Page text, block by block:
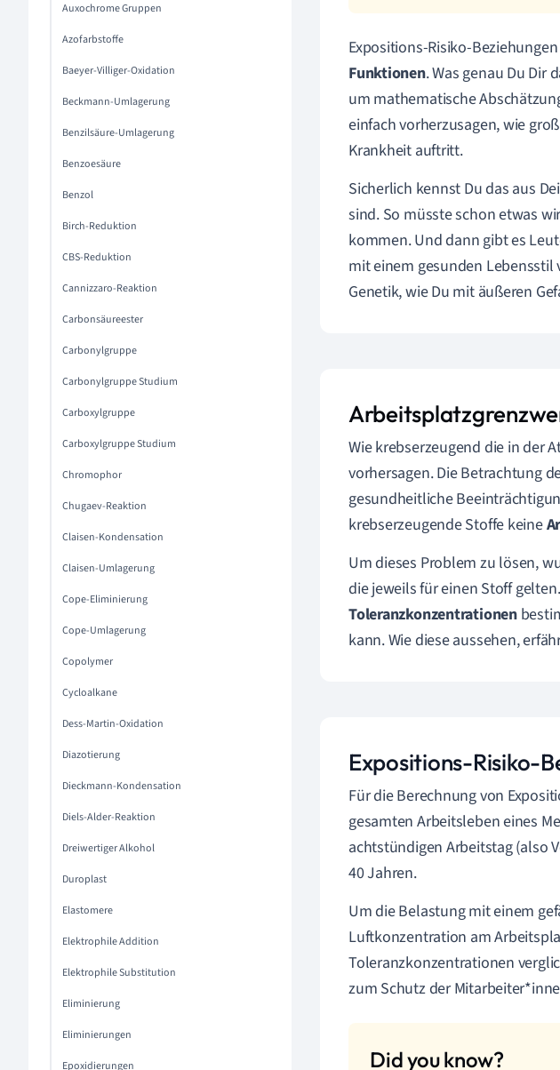
Auxochrome Gruppen
Azofarbstoffe
Baeyer-Villiger-Oxidation
Beckmann-Umlagerung
Benzilsäure-Umlagerung
Benzoesäure
Benzol
Birch-Reduktion
CBS-Reduktion
Cannizzaro-Reaktion
Carbonsäureester
Carbonylgruppe
Carbonylgruppe Studium
Carboxylgruppe
Carboxylgruppe Studium
Chromophor
Chugaev-Reaktion
Claisen-Kondensation
Claisen-Umlagerung
Cope-Eliminierung
Cope-Umlagerung
Copolymer
Cycloalkane
Dess-Martin-Oxidation
Diazotierung
Dieckmann-Kondensation
Diels-Alder-Reaktion
Dreiwertiger Alkohol
Duroplast
Elastomere
Elektrophile Addition
Elektrophile Substitution
Eliminierung
Eliminierungen
Epoxidierungen
Expositions-Risiko-
Funktionen.Was genau Du Dir
um mathematische
einfach vorherzusagen, wie
Krankheit auftritt.
Sicherlich kennst Du das aus
sind. So müsste schon etwas
kommen. Und dann gibt es
mit einem gesunden
Genetik, wie Du mit äußeren
Wie krebserzeugend die in der
vorhersagen. Die Betrachtung
gesundheitliche
krebserzeugende Stoffe keine
Um dieses Problem zu lösen,
die jeweils für einen Stoff
Toleranzkonzentrationen
kann. Wie diese aussehen,
Expositions-Risiko-
Für die Berechnung von
gesamten Arbeitsleben eines
achtstündigen Arbeitstag (also
40 Jahren.
Um die Belastung mit einem
Luftkonzentration am
Toleranzkonzentrationen
zum Schutz der